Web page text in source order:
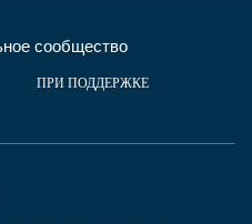
сообщество
ПРИ ПОДДЕРЖКЕ